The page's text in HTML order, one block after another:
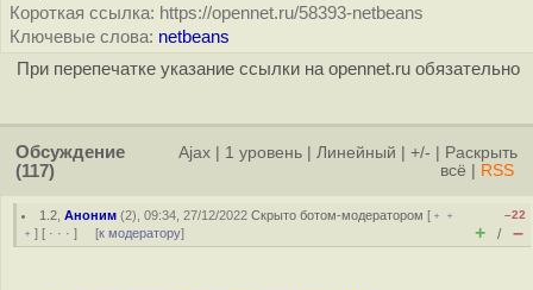
Короткая ссылка: https://opennet.ru/58393-netbeans
Ключевые слова: netbeans
При перепечатке указание ссылки на opennet.ru обязательно
Обсуждение
(117)
Ajax 1 уровень Линейный +/-
Раскрыть
всё
RSS
1.2 ,Аноним (2), 09:34, 27/12/2022Скрыто ботом-модератором [ ﹢﹢
﹢ ] [ · · · ] [к модератору]
–22
+ / –